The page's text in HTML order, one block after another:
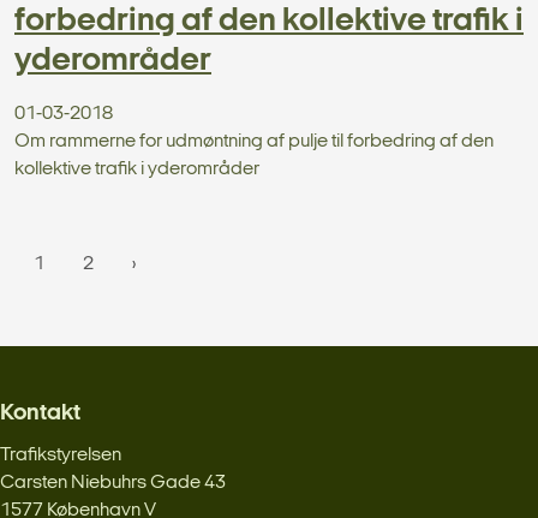
forbedring af den kollektive trafik i
yderområder
01-03-2018
Om rammerne for udmøntning af pulje til forbedring af den
kollektive trafik i yderområder
1 2
Kontakt
Trafikstyrelsen
Carsten Niebuhrs Gade 43
1577 København V